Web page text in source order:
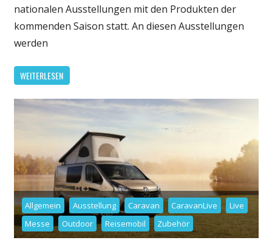
nationalen Ausstellungen mit den Produkten der
kommenden Saison statt. An diesen Ausstellungen
werden
WEITERLESEN
Allgemein Ausstellung Caravan CaravanLive
Live
Messe
Outdoor Reisemobil Zubehör